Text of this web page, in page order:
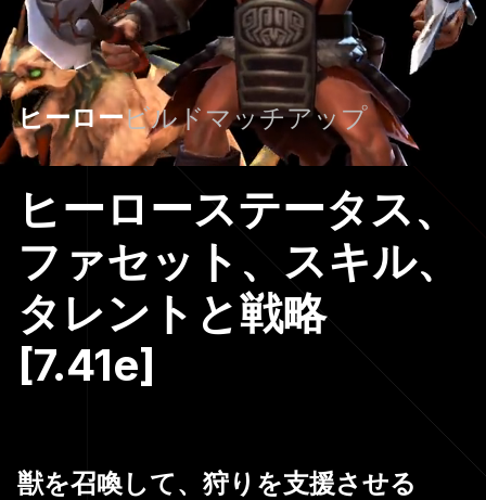
ヒーロービルドマッチアップ
ヒーローステータス、
ファセット、スキル、
タレントと戦略
[7.41e]
獣を召喚して、狩りを支援させる